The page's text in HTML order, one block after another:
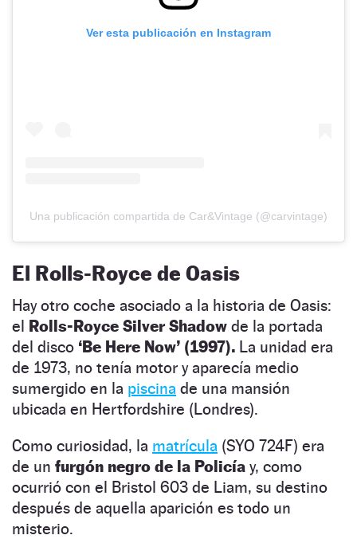
Ver esta publicación en Instagram
Una publicación compartida de Car&Vintage (@carvintage)
El Rolls-Royce de Oasis
Hay otro coche asociado a la historia de Oasis:
el Rolls-Royce Silver Shadow de la portada
del disco ‘Be Here Now’ (1997). La unidad era
de 1973, no tenía motor y aparecía medio
sumergido en la piscina de una mansión
ubicada en Hertfordshire (Londres).
Como curiosidad, la matrícula (SYO 724F) era
de un furgón negro de la Policía y, como
ocurrió con el Bristol 603 de Liam, su destino
después de aquella aparición es todo un
misterio.